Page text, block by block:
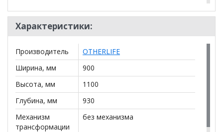
*Дополнительную информацию о том, как купить
Кресло Фиеста на ножках
менеджера по телефону+79292022735.
**Цены на официальном сайте
действительны только для интернет-магазина
могут отличаться от цен в розничных магазинах-
салонах сети!
Характеристики:
Производитель
OTHERLIFE
Ширина, мм
900
Высота, мм
1100
Глубина, мм
930
Механизм
трансформации
без механизма